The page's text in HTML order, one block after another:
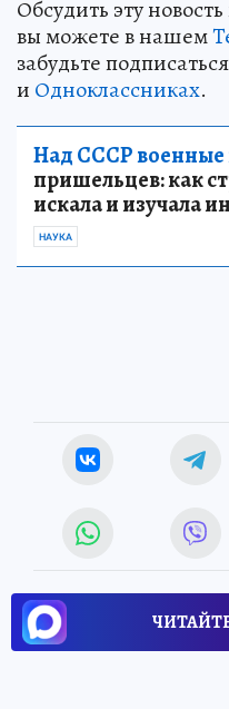
Обсудить эту
вы можете в нашем
забудьте
и Одноклассниках.
Над СССР военные
пришельцев: как
искала и изучала
НАУКА